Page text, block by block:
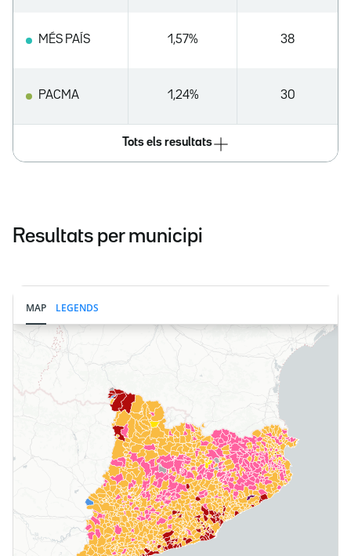
MÉS PAÍS 1,57% 38
PACMA 1,24% 30
Tots els resultats
Resultats per municipi